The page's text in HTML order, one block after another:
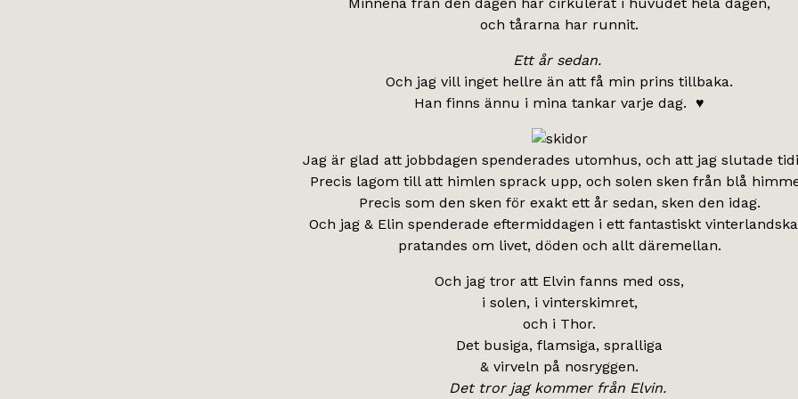
och tårarna har runnit.
Ett år sedan.
Och jag vill inget hellre än att få min prins tillbaka.
Han finns ännu i mina tankar varje dag. ♥
Jag är glad att jobbdagen spenderades utomhus, och att jag slutade
Precis lagom till att himlen sprack upp, och solen sken från blå
Precis som den sken för exakt ett år sedan, sken den idag.
Och jag & Elin spenderade eftermiddagen i ett fantastiskt
pratandes om livet, döden och allt däremellan.
Och jag tror att Elvin fanns med oss,
i solen, i vinterskimret,
och i Thor.
Det busiga, flamsiga, spralliga
& virveln på nosryggen.
Det tror jag kommer från Elvin.